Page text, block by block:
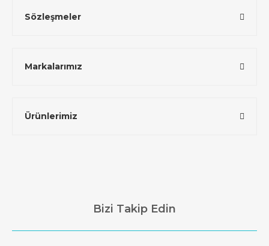
Sözleşmeler
Markalarımız
Ürünlerimiz
Bizi Takip Edin